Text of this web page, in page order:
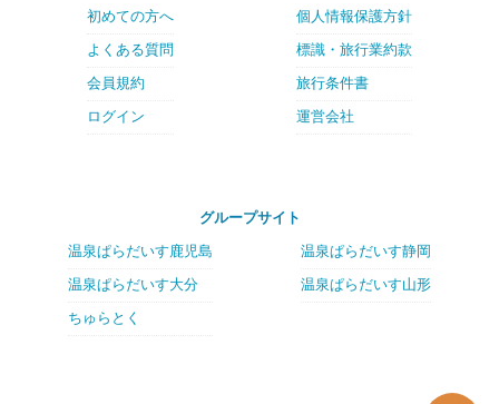
初めての方へ
よくある質問
会員規約
ログイン
個人情報保護方針
標識・旅行業約款
旅行条件書
運営会社
グループサイト
温泉ぱらだいす鹿児島
温泉ぱらだいす大分
ちゅらとく
温泉ぱらだいす静岡
温泉ぱらだいす山形